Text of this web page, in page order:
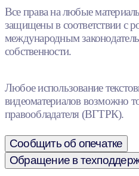
Все права на любые
защищены в соответствии с
международным
собственности.
Любое использование
видеоматериалов возможно
правообладателя (ВГТРК).
Сообщить об опечатке
Обращение в